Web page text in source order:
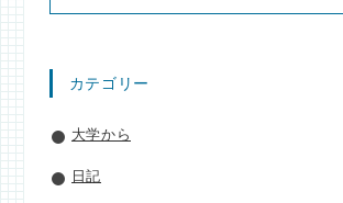
カテゴリー
大学から
日記